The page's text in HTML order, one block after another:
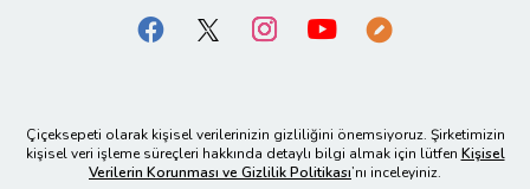
Çiçeksepeti olarak kişisel verilerinizin gizliliğini önemsiyoruz. Şirketimizin
kişisel veri işleme süreçleri hakkında detaylı bilgi almak için lütfen Kişisel
Verilerin Korunması ve Gizlilik Politikası’nı inceleyiniz.